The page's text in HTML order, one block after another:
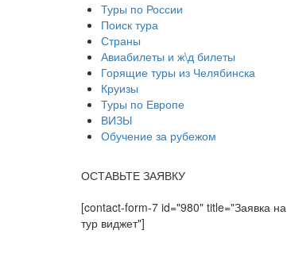
Туры по России
Поиск тура
Страны
Авиабилеты и ж\д билеты
Горящие туры из Челябинска
Круизы
Туры по Европе
ВИЗЫ
Обучение за рубежом
ОСТАВЬТЕ ЗАЯВКУ
[contact-form-7 id="980" title="Заявка на
тур виджет"]